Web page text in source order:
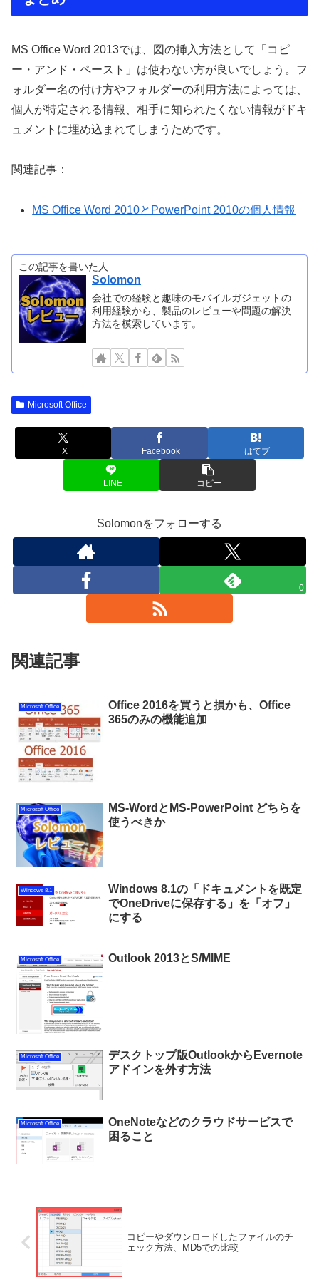
MS Office Word 2013では、図の挿入方法として「コピ
ー・アンド・ペースト」は使わない方が良いでしょう。フ
ォルダー名の付け方やフォルダーの利用方法によっては、
個人が特定される情報、相手に知られたくない情報がドキ
ュメントに埋め込まれてしまうためです。
関連記事：
MS Office Word 2010とPowerPoint 2010の個人情報
この記事を書いた人
Solomon
会社での経験と趣味のモバイルガジェットの
利用経験から、製品のレビューや問題の解決
方法を模索しています。
Microsoft Office
X Facebook はてブ
LINE コピー
Solomonをフォローする
0
関連記事
Microsoft Office
Office 2016を買うと損かも、Office
365のみの機能追加
Microsoft Office
MS-WordとMS-PowerPoint どちらを
使うべきか
Windows 8.1
Windows 8.1の「ドキュメントを既定
でOneDriveに保存する」を「オフ」
にする
Microsoft Office Outlook 2013とS/MIME
Microsoft Office
デスクトップ版OutlookからEvernote
アドインを外す方法
Microsoft Office
OneNoteなどのクラウドサービスで
困ること
コピーやダウンロードしたファイルのチ
ェック方法、MD5での比較